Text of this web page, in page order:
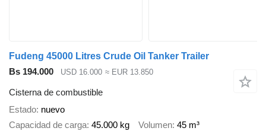
Fudeng 45000 Litres Crude Oil Tanker Trailer
Bs 194.000
USD 16.000 ≈ EUR 13.850
Cisterna de combustible
Estado nuevo
Capacidad de carga 45.000 kg Volumen 45 m³